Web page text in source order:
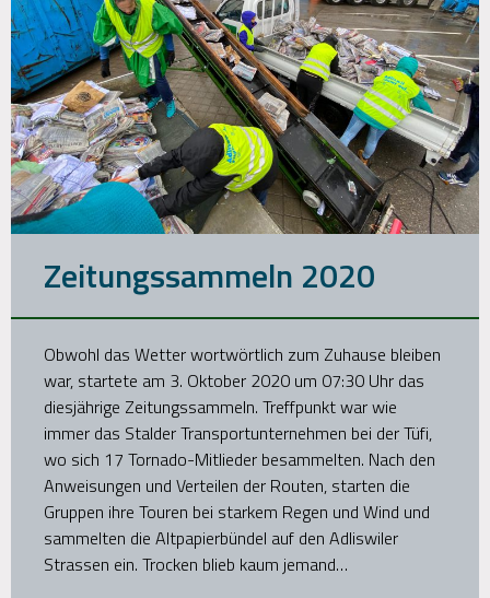
Zeitungssammeln 2020
Obwohl das Wetter wortwörtlich zum Zuhause bleiben
war, startete am 3. Oktober 2020 um 07:30 Uhr das
diesjährige Zeitungssammeln. Treffpunkt war wie
immer das Stalder Transportunternehmen bei der Tüfi,
wo sich 17 Tornado-Mitlieder besammelten. Nach den
Anweisungen und Verteilen der Routen, starten die
Gruppen ihre Touren bei starkem Regen und Wind und
sammelten die Altpapierbündel auf den Adliswiler
Strassen ein. Trocken blieb kaum jemand…